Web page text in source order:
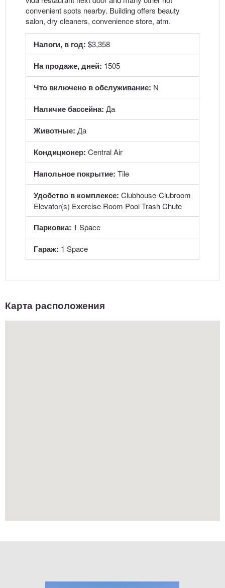
convenient spots nearby. Building offers beauty
salon, dry cleaners, convenience store, atm.
Налоги, в год: $3,358
На продаже, дней: 1505
Что включено в обслуживание: N
Наличие бассейна: Да
Животные: Да
Кондиционер: Central Air
Напольное покрытие: Tile
Удобство в комплексе: Clubhouse-Clubroom
Elevator(s) Exercise Room Pool Trash Chute
Парковка: 1 Space
Гараж: 1 Space
Карта расположения